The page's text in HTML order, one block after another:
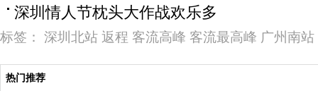
深圳情人节枕头大作战欢乐多
标签： 深圳北站 返程 客流高峰 客流最高峰 广州南站
热门推荐